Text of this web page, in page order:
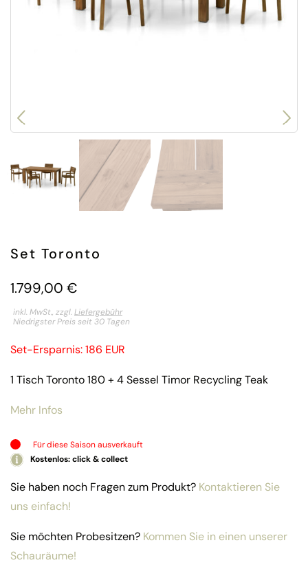
Set Toronto
1.799,00 €
inkl. MwSt., zzgl.Liefergebühr
Niedrigster Preis seit 30 Tagen
Set-Ersparnis: 186 EUR
1 Tisch Toronto 180 + 4 Sessel Timor Recycling Teak
Mehr Infos
Für diese Saison ausverkauft
Kostenlos: click & collect
Sie haben noch Fragen zum Produkt? Kontaktieren Sie
uns einfach!
Sie möchten Probesitzen? Kommen Sie in einen unserer
Schauräume!